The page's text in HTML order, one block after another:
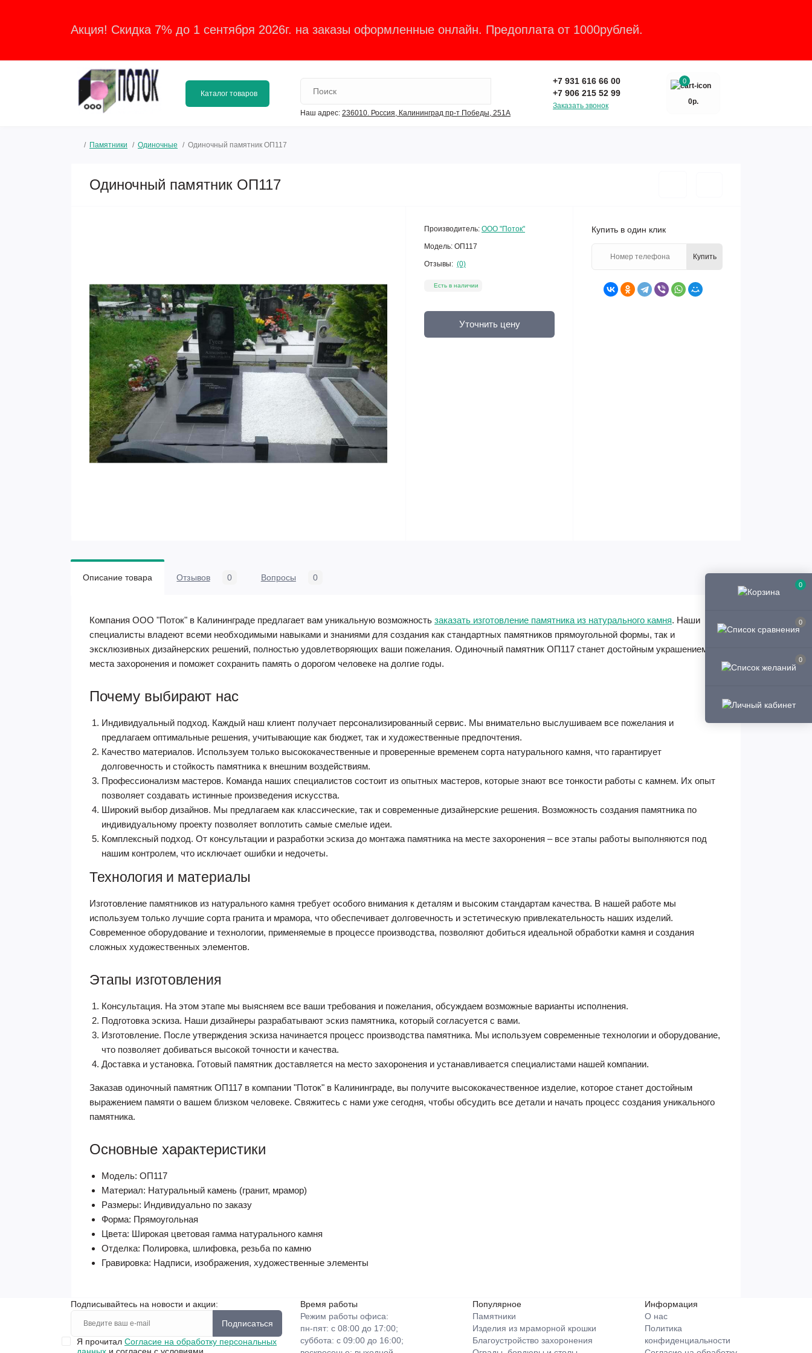
0
0
0
Акция! Скидка 7% до 1 сентября 2026г. на заказы оформленные онлайн. Предоплата от 1000рублей.
Каталог товаров
Наш адрес: 236010. Россия, Калининград пр-т Победы, 251А
+7 931 616 66 00
+7 906 215 52 99
Заказать звонок
0
0р.
Памятники Одиночные Одиночный памятник ОП117
Одиночный памятник ОП117
Производитель: ООО "Поток"
Модель: ОП117
Отзывы: (0)
Есть в наличии
Уточнить цену
Купить в один клик
Купить
Описание товара Отзывов 0 Вопросы 0
Компания ООО "Поток" в Калининграде предлагает вам уникальную возможность заказать изготовление памятника из натурального камня. Наши
специалисты владеют всеми необходимыми навыками и знаниями для создания как стандартных памятников прямоугольной формы, так и
эксклюзивных дизайнерских решений, полностью удовлетворяющих ваши пожелания. Одиночный памятник ОП117 станет достойным украшением
места захоронения и поможет сохранить память о дорогом человеке на долгие годы.
Почему выбирают нас
Индивидуальный подход. Каждый наш клиент получает персонализированный сервис. Мы внимательно выслушиваем все пожелания и
предлагаем оптимальные решения, учитывающие как бюджет, так и художественные предпочтения.
Качество материалов. Используем только высококачественные и проверенные временем сорта натурального камня, что гарантирует
долговечность и стойкость памятника к внешним воздействиям.
Профессионализм мастеров. Команда наших специалистов состоит из опытных мастеров, которые знают все тонкости работы с камнем. Их опыт
позволяет создавать истинные произведения искусства.
Широкий выбор дизайнов. Мы предлагаем как классические, так и современные дизайнерские решения. Возможность создания памятника по
индивидуальному проекту позволяет воплотить самые смелые идеи.
Комплексный подход. От консультации и разработки эскиза до монтажа памятника на месте захоронения – все этапы работы выполняются под
нашим контролем, что исключает ошибки и недочеты.
Технология и материалы
Изготовление памятников из натурального камня требует особого внимания к деталям и высоким стандартам качества. В нашей работе мы
используем только лучшие сорта гранита и мрамора, что обеспечивает долговечность и эстетическую привлекательность наших изделий.
Современное оборудование и технологии, применяемые в процессе производства, позволяют добиться идеальной обработки камня и создания
сложных художественных элементов.
Этапы изготовления
Консультация. На этом этапе мы выясняем все ваши требования и пожелания, обсуждаем возможные варианты исполнения.
Подготовка эскиза. Наши дизайнеры разрабатывают эскиз памятника, который согласуется с вами.
Изготовление. После утверждения эскиза начинается процесс производства памятника. Мы используем современные технологии и оборудование,
что позволяет добиваться высокой точности и качества.
Доставка и установка. Готовый памятник доставляется на место захоронения и устанавливается специалистами нашей компании.
Заказав одиночный памятник ОП117 в компании "Поток" в Калининграде, вы получите высококачественное изделие, которое станет достойным
выражением памяти о вашем близком человеке. Свяжитесь с нами уже сегодня, чтобы обсудить все детали и начать процесс создания уникального
памятника.
Основные характеристики
Модель: ОП117
Материал: Натуральный камень (гранит, мрамор)
Размеры: Индивидуально по заказу
Форма: Прямоугольная
Цвета: Широкая цветовая гамма натурального камня
Отделка: Полировка, шлифовка, резьба по камню
Гравировка: Надписи, изображения, художественные элементы
Подписывайтесь на новости и акции:
Подписаться
Я прочитал Согласие на обработку персональных
данных и согласен с условиями
Время работы
Режим работы офиса:
пн-пят: с 08:00 до 17:00;
суббота: с 09:00 до 16:00;
Популярное
Памятники
Изделия из мраморной крошки
Благоустройство захоронения
Информация
О нас
Политика
конфиденциальности